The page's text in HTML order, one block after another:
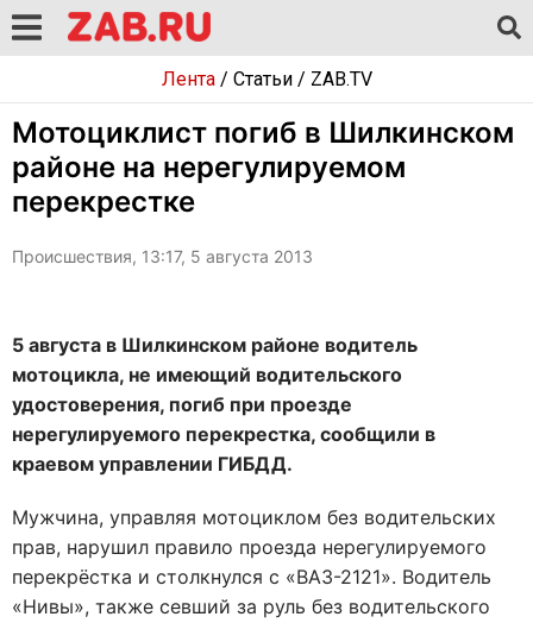
Лента/ Статьи/ ZAB.TV
Мотоциклист погиб в Шилкинском
районе на нерегулируемом
перекрестке
Происшествия, 13:17, 5 августа 2013
5 августа в Шилкинском районе водитель
мотоцикла, не имеющий водительского
удостоверения, погиб при проезде
нерегулируемого перекрестка, сообщили в
краевом управлении ГИБДД.
Мужчина, управляя мотоциклом без водительских
прав, нарушил правило проезда нерегулируемого
перекрёстка и столкнулся с «ВАЗ-2121». Водитель
«Нивы», также севший за руль без водительского